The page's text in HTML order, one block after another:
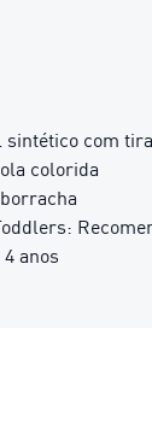
sintético com
colorida
anos